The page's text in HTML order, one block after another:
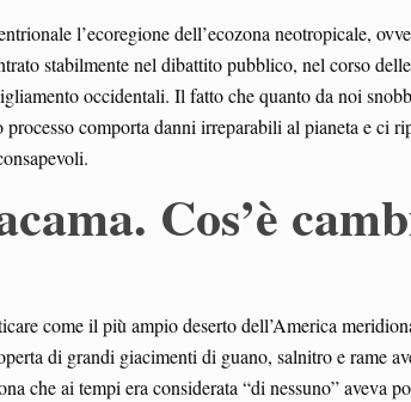
l’ecoregione dell’ecozona neotropicale,
stabilmente nel dibattito pubblico, nel corso
occidentali. Il fatto che quanto da noi
comporta danni irreparabili al pianeta e ci
Cos’è
come il più ampio deserto dell’America
di grandi giacimenti di guano, salnitro e rame
che ai tempi era considerata “di nessuno” aveva